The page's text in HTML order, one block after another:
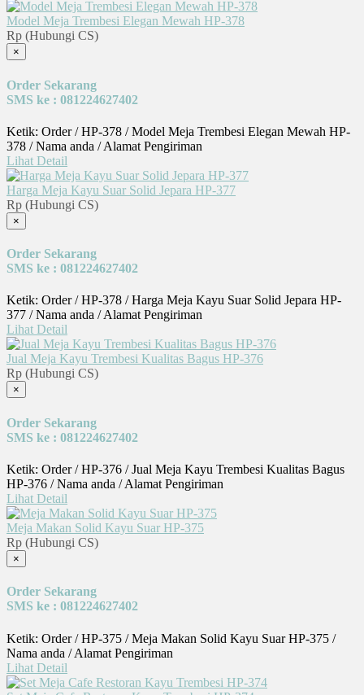
Model Meja Trembesi Elegan Mewah HP-378
Rp (Hubungi CS)
×
Order Sekarang
SMS ke : 081224627402
Ketik: Order / HP-378 / Model Meja Trembesi Elegan Mewah HP-
378 / Nama anda / Alamat Pengiriman
Lihat Detail
Harga Meja Kayu Suar Solid Jepara HP-377
Rp (Hubungi CS)
×
Order Sekarang
SMS ke : 081224627402
Ketik: Order / HP-378 / Harga Meja Kayu Suar Solid Jepara HP-
377 / Nama anda / Alamat Pengiriman
Lihat Detail
Jual Meja Kayu Trembesi Kualitas Bagus HP-376
Rp (Hubungi CS)
×
Order Sekarang
SMS ke : 081224627402
Ketik: Order / HP-376 / Jual Meja Kayu Trembesi Kualitas Bagus
HP-376 / Nama anda / Alamat Pengiriman
Lihat Detail
Meja Makan Solid Kayu Suar HP-375
Rp (Hubungi CS)
×
Order Sekarang
SMS ke : 081224627402
Ketik: Order / HP-375 / Meja Makan Solid Kayu Suar HP-375 /
Nama anda / Alamat Pengiriman
Lihat Detail